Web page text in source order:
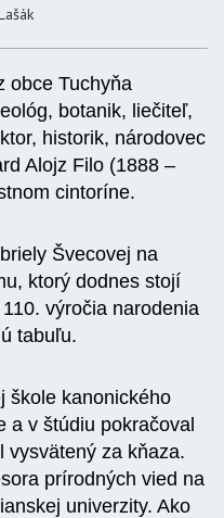
obce Tuchyňa
botanik, liečiteľ,
historik, národovec
Alojz Filo (1888 –
cintoríne.
Švecovej na
ktorý dodnes stojí
výročia narodenia
tabuľu.
škole kanonického
a v štúdiu pokračoval
vysvätený za kňaza.
prírodných vied na
univerzity. Ako